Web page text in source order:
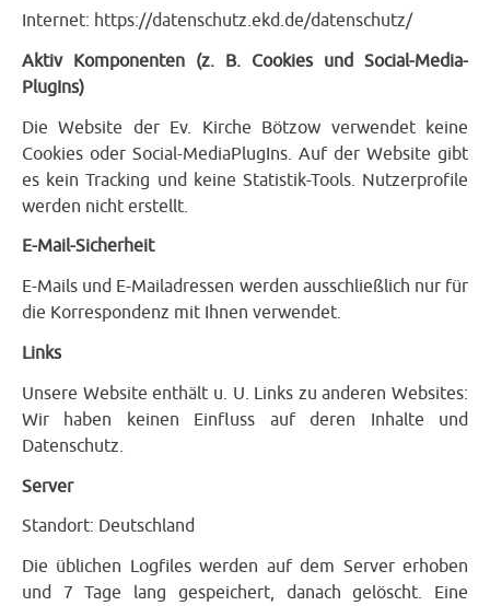
Internet: https://datenschutz.ekd.de/datenschutz/
Aktiv Komponenten (z. B. Cookies und Social-Media-
PlugIns)
Die Website der Ev. Kirche Bötzow verwendet keine
Cookies oder Social-MediaPlugIns. Auf der Website gibt
es kein Tracking und keine Statistik-Tools. Nutzerprofile
werden nicht erstellt.
E-Mail-Sicherheit
E-Mails und E-Mailadressen werden ausschließlich nur für
die Korrespondenz mit Ihnen verwendet.
Links
Unsere Website enthält u. U. Links zu anderen Websites:
Wir haben keinen Einfluss auf deren Inhalte und
Datenschutz.
Server
Standort: Deutschland
Die üblichen Logfiles werden auf dem Server erhoben
und 7 Tage lang gespeichert, danach gelöscht. Eine